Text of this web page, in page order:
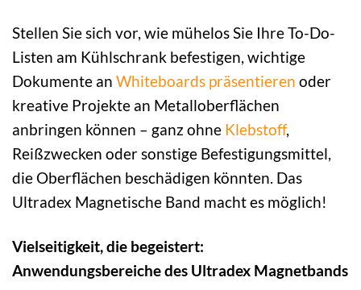
Stellen Sie sich vor, wie mühelos Sie Ihre To-Do-
Listen am Kühlschrank befestigen, wichtige
Dokumente an Whiteboards präsentieren oder
kreative Projekte an Metalloberflächen
anbringen können – ganz ohne Klebstoff,
Reißzwecken oder sonstige Befestigungsmittel,
die Oberflächen beschädigen könnten. Das
Ultradex Magnetische Band macht es möglich!
Vielseitigkeit, die begeistert:
Anwendungsbereiche des Ultradex Magnetbands